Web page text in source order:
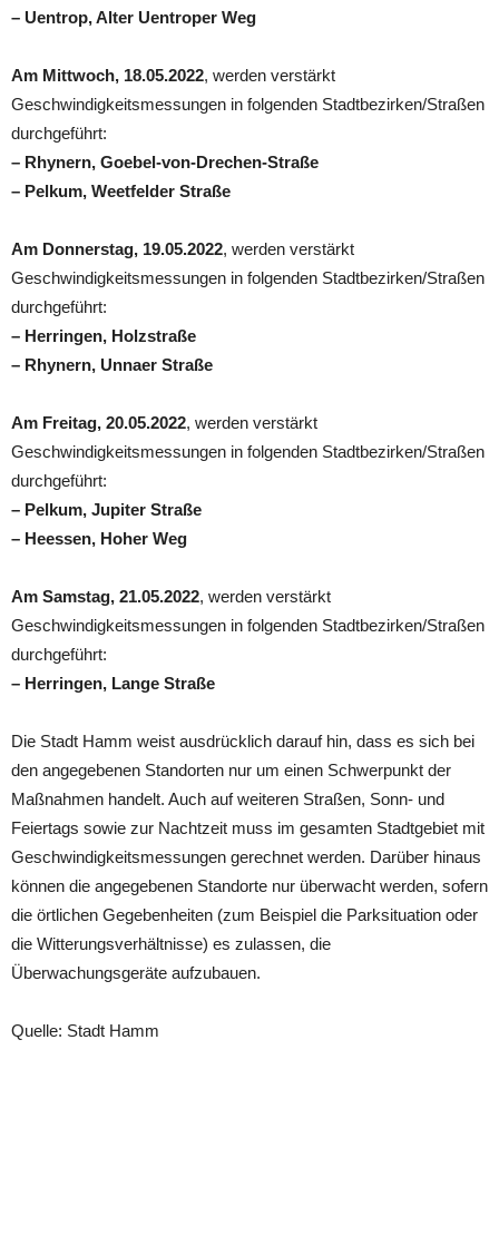
– Uentrop, Alter Uentroper Weg
Am Mittwoch, 18.05.2022, werden verstärkt
Geschwindigkeitsmessungen in folgenden Stadtbezirken/Straßen
durchgeführt:
– Rhynern, Goebel-von-Drechen-Straße
– Pelkum, Weetfelder Straße
Am Donnerstag, 19.05.2022, werden verstärkt
Geschwindigkeitsmessungen in folgenden Stadtbezirken/Straßen
durchgeführt:
– Herringen, Holzstraße
– Rhynern, Unnaer Straße
Am Freitag, 20.05.2022, werden verstärkt
Geschwindigkeitsmessungen in folgenden Stadtbezirken/Straßen
durchgeführt:
– Pelkum, Jupiter Straße
– Heessen, Hoher Weg
Am Samstag, 21.05.2022, werden verstärkt
Geschwindigkeitsmessungen in folgenden Stadtbezirken/Straßen
durchgeführt:
– Herringen, Lange Straße
Die Stadt Hamm weist ausdrücklich darauf hin, dass es sich bei
den angegebenen Standorten nur um einen Schwerpunkt der
Maßnahmen handelt. Auch auf weiteren Straßen, Sonn- und
Feiertags sowie zur Nachtzeit muss im gesamten Stadtgebiet mit
Geschwindigkeitsmessungen gerechnet werden. Darüber hinaus
können die angegebenen Standorte nur überwacht werden, sofern
die örtlichen Gegebenheiten (zum Beispiel die Parksituation oder
die Witterungsverhältnisse) es zulassen, die
Überwachungsgeräte aufzubauen.
Quelle: Stadt Hamm